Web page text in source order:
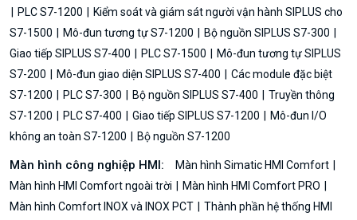
PLC S7-1200
Kiểm soát và giám sát người vận hành SIPLUS cho
S7-1500
Mô-đun tương tự S7-1200
Bộ nguồn SIPLUS S7-300
Giao tiếp SIPLUS S7-400
PLC S7-1500
Mô-đun tương tự SIPLUS
S7-200
Mô-đun giao diện SIPLUS S7-400
Các module đặc biệt
S7-1200
PLC S7-300 Bộ nguồn SIPLUS S7-400
Truyền thông
S7-1200
PLC S7-400 Giao tiếp SIPLUS S7-1200
Mô-đun I/O
không an toàn S7-1200
Bộ nguồn S7-1200
Màn hình công nghiệp HMI:
Màn hình Simatic HMI Comfort
Màn hình HMI Comfort ngoài trời
Màn hình HMI Comfort PRO
Màn hình Comfort INOX và INOX PCT
Thành phần hệ thống HMI